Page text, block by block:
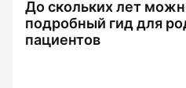
До скольких лет
подробный гид для
пациентов